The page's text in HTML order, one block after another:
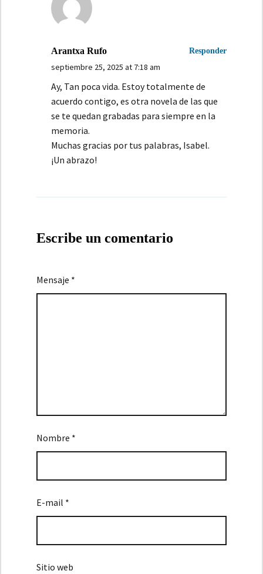
Arantxa Rufo Responder
septiembre 25, 2025 at 7:18 am
Ay, Tan poca vida. Estoy totalmente de
acuerdo contigo, es otra novela de las que
se te quedan grabadas para siempre en la
memoria.
Muchas gracias por tus palabras, Isabel.
¡Un abrazo!
Escribe un comentario
Mensaje *
Nombre *
E-mail *
Sitio web